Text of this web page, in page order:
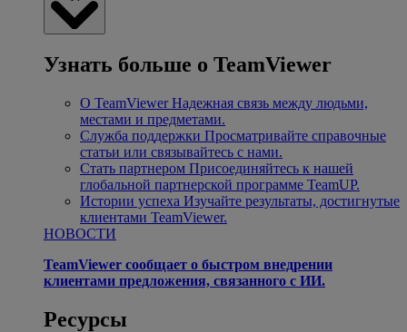
Узнать больше о TeamViewer
О TeamViewer Надежная связь между людьми,
местами и предметами.
Служба поддержки Просматривайте справочные
статьи или связывайтесь с нами.
Стать партнером Присоединяйтесь к нашей
глобальной партнерской программе TeamUP.
Истории успеха Изучайте результаты, достигнутые
клиентами TeamViewer.
НОВОСТИ
TeamViewer сообщает о быстром внедрении
клиентами предложения, связанного с ИИ.
Ресурсы